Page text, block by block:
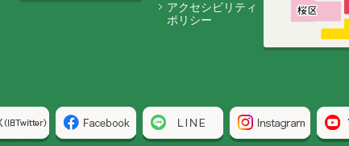
アクセシビリティ
ポリシー